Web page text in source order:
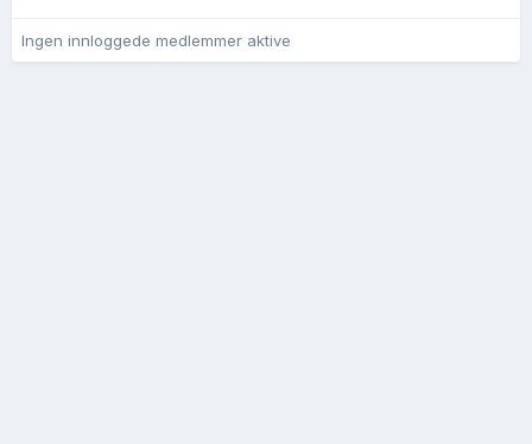
Ingen innloggede medlemmer aktive